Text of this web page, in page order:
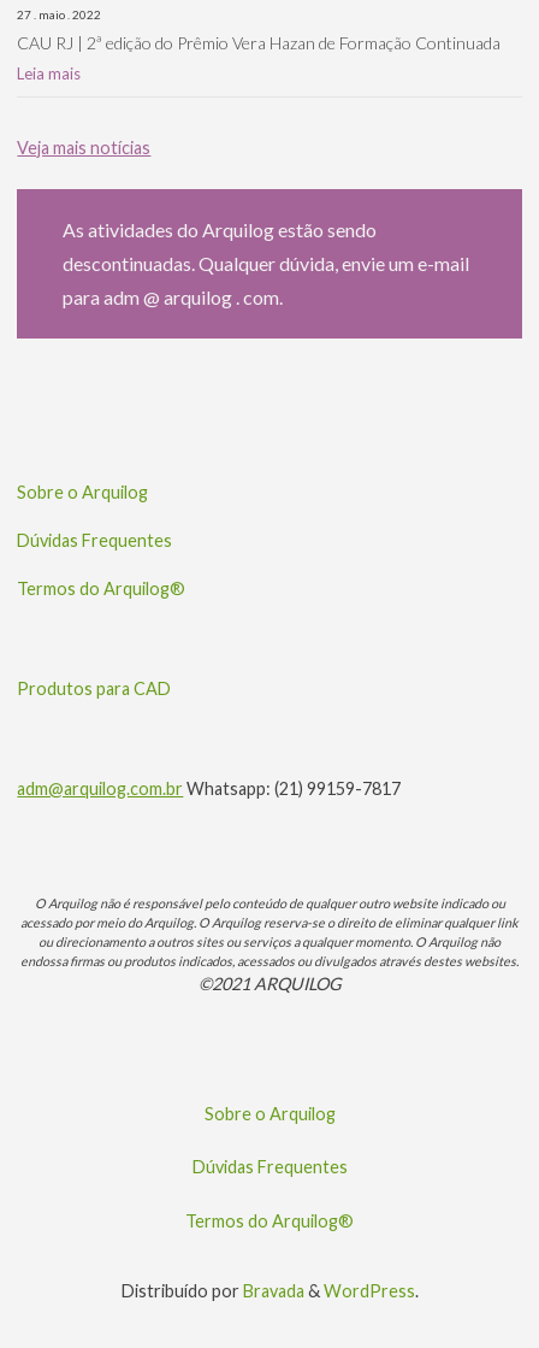
27 . maio . 2022
CAU RJ | 2ª edição do Prêmio Vera Hazan de Formação Continuada
Leia mais
Veja mais notícias
As atividades do Arquilog estão sendo
descontinuadas. Qualquer dúvida, envie um e-mail
para adm @ arquilog . com.
Sobre o Arquilog
Dúvidas Frequentes
Termos do Arquilog®
Produtos para CAD
adm@arquilog.com.brWhatsapp: (21) 99159-7817
O Arquilog não é responsável pelo conteúdo de qualquer outro website indicado ou
acessado por meio do Arquilog. O Arquilog reserva-se o direito de eliminar qualquer link
ou direcionamento a outros sites ou serviços a qualquer momento. O Arquilog não
endossa firmas ou produtos indicados, acessados ou divulgados através destes websites.
©2021 ARQUILOG
Sobre o Arquilog
Dúvidas Frequentes
Termos do Arquilog®
Distribuído por Bravada &WordPress.